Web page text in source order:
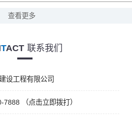
查看更多
TACT 联系我们
设工程有限公司
7888 （点击立即拨打）